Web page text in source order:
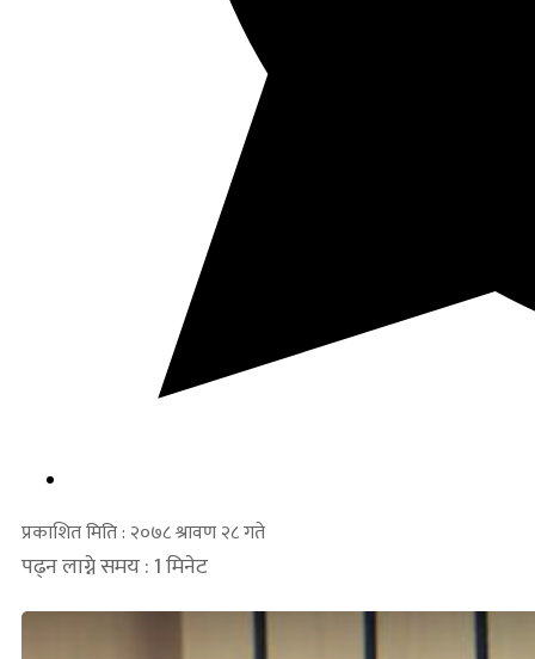
प्रकाशित मिति : २०७८ श्रावण २८ गते
पढ्न लाग्ने समय : 1 मिनेट